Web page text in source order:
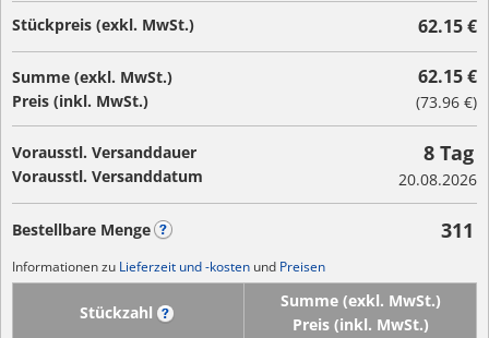
Stückpreis (exkl. MwSt.) 62.15 €
Summe (exkl. MwSt.)
Preis (inkl. MwSt.)
62.15 €
(73.96 €)
Vorausstl. Versanddauer
Vorausstl. Versanddatum
8 Tag
20.08.2026
Bestellbare Menge 311
Informationen zu Lieferzeit und -kosten und Preisen
Stückzahl
Summe (exkl. MwSt.)
Preis (inkl. MwSt.)